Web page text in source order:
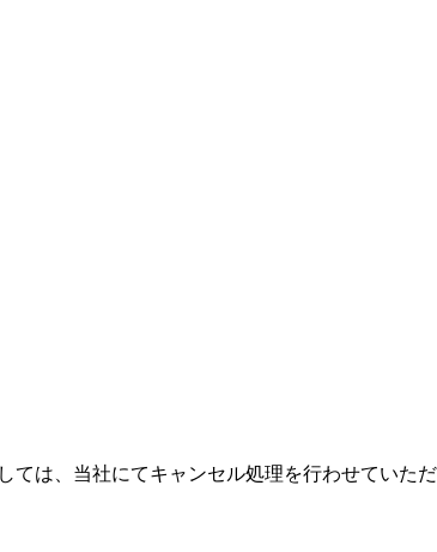
ては、当社にてキャンセル処理を行わせていた